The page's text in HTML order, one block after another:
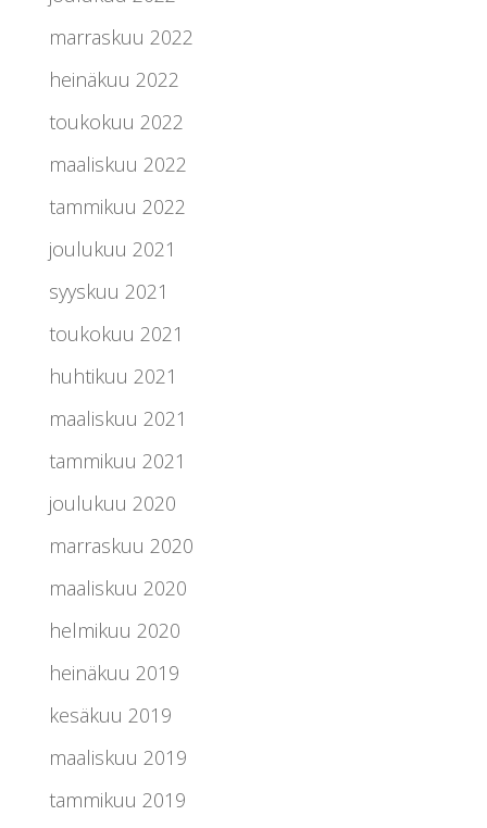
marraskuu 2022
heinäkuu 2022
toukokuu 2022
maaliskuu 2022
tammikuu 2022
joulukuu 2021
syyskuu 2021
toukokuu 2021
huhtikuu 2021
maaliskuu 2021
tammikuu 2021
joulukuu 2020
marraskuu 2020
maaliskuu 2020
helmikuu 2020
heinäkuu 2019
kesäkuu 2019
maaliskuu 2019
tammikuu 2019